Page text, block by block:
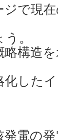
で現
。
略構造
化した
発電の